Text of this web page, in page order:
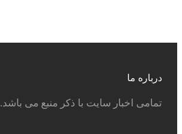
درباره ما
تمامی اخبار سایت با ذکر منبع می باشد.